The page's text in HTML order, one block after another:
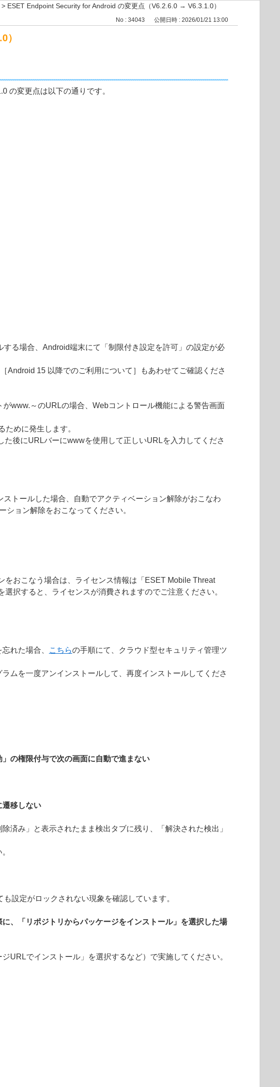
> ESET Endpoint Security for Android の変更点（V6.2.6.0 → V6.3.1.0）
No : 34043 公開日時 : 2026/01/21 13:00
）
の変更点は以下の通りです。
る場合、Android端末にて「制限付き設定を許可」の設定が必
Android 15 以降でのご利用について］もあわせてご確認くださ
www.～のURLの場合、Webコントロール機能による警告画面
めに発生します。
後にURLバーにwwwを使用して正しいURLを入力してくださ
トールした場合、自動でアクティベーション解除がおこなわ
ョン解除をおこなってください。
おこなう場合は、ライセンス情報は「ESET Mobile Threat
択すると、ライセンスが消費されますのでご注意ください。
れた場合、 こちらの手順にて、クラウド型セキュリティ管理ツ
ムを一度アンインストールして、再度インストールしてくださ
の権限付与で次の画面に自動で進まない
遷移しない
済み」と表示されたまま検出タブに残り、「解決された検出」
設定がロックされない現象を確認しています。
、「リポジトリからパッケージをインストール」を選択した場
URLでインストール」を選択するなど）で実施してください。